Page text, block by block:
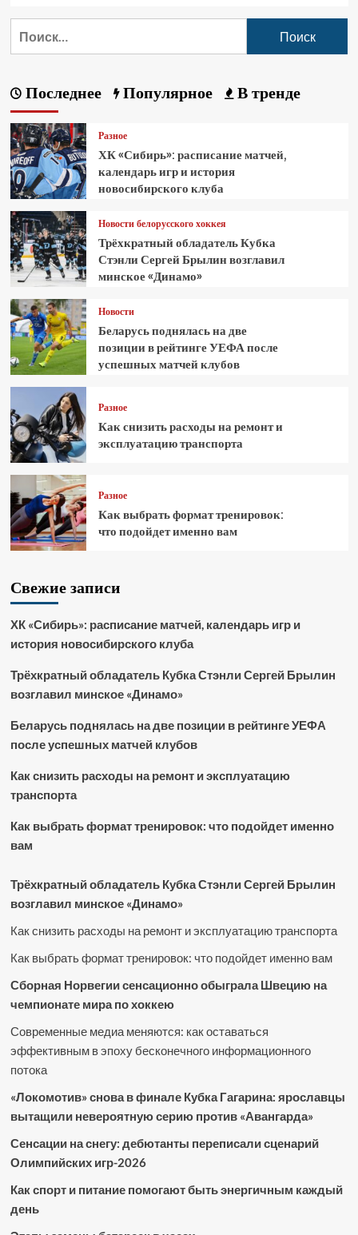
Последнее Популярное В тренде
Разное
ХК «Сибирь»: расписание матчей,
календарь игр и история
новосибирского клуба
Новости белорусского хоккея
Трёхкратный обладатель Кубка
Стэнли Сергей Брылин возглавил
минское «Динамо»
Новости
Беларусь поднялась на две
позиции в рейтинге УЕФА после
успешных матчей клубов
Разное
Как снизить расходы на ремонт и
эксплуатацию транспорта
Разное
Как выбрать формат тренировок:
что подойдет именно вам
Свежие записи
ХК «Сибирь»: расписание матчей, календарь игр и
история новосибирского клуба
Трёхкратный обладатель Кубка Стэнли Сергей Брылин
возглавил минское «Динамо»
Беларусь поднялась на две позиции в рейтинге УЕФА
после успешных матчей клубов
Как снизить расходы на ремонт и эксплуатацию
транспорта
Как выбрать формат тренировок: что подойдет именно
вам
Трёхкратный обладатель Кубка Стэнли Сергей Брылин
возглавил минское «Динамо»
Как снизить расходы на ремонт и эксплуатацию транспорта
Как выбрать формат тренировок: что подойдет именно вам
Сборная Норвегии сенсационно обыграла Швецию на
чемпионате мира по хоккею
Современные медиа меняются: как оставаться
эффективным в эпоху бесконечного информационного
потока
«Локомотив» снова в финале Кубка Гагарина: ярославцы
вытащили невероятную серию против «Авангарда»
Сенсации на снегу: дебютанты переписали сценарий
Олимпийских игр-2026
Как спорт и питание помогают быть энергичным каждый
день